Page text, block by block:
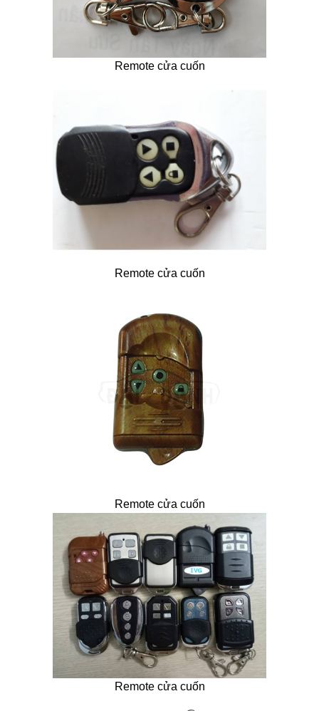
Remote cửa cuốn
Remote cửa cuốn
Remote cửa cuốn
Remote cửa cuốn